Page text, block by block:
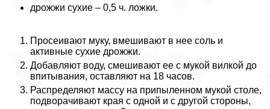
дрожжи сухие – 0,5 ч. ложки.
Просеивают муку, вмешивают в нее соль и
активные сухие дрожжи.
Добавляют воду, смешивают ее с мукой вилкой до
впитывания, оставляют на 18 часов.
Распределяют массу на припыленном мукой столе,
подворачивают края с одной и с другой стороны,